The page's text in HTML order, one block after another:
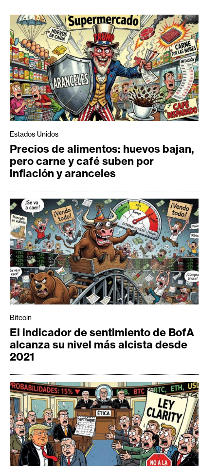
Estados Unidos
Precios de alimentos: huevos bajan,
pero carne y café suben por
inflación y aranceles
Bitcoin
El indicador de sentimiento de BofA
alcanza su nivel más alcista desde
2021